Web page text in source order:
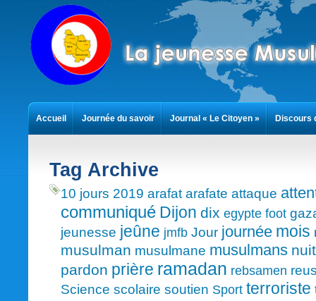
Tag Archive
10 jours 2019 arafat arafate attaque
communiqué Dijon dix egypte foot
jeunesse jeûne jmfb Jour journée mois
musulman musulmane musulmans nuit
pardon prière ramadan rebsamen
Science scolaire soutien Sport terroriste
Accueil Journée du savoir Journal « Le Citoyen » Discours